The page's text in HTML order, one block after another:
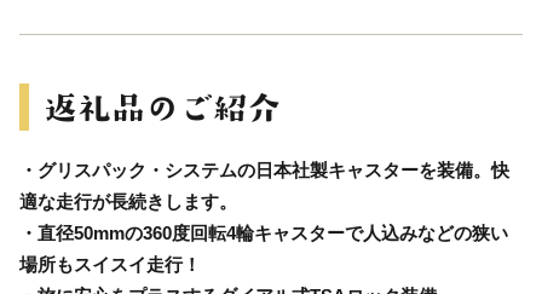
・グリスパック・システムの日本社製キャスターを装備。快
適な走行が長続きします。
・直径50mmの360度回転4輪キャスターで人込みなどの狭い
場所もスイスイ走行！